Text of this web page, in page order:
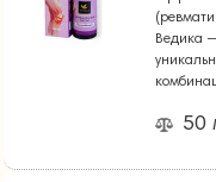
Ведика
50